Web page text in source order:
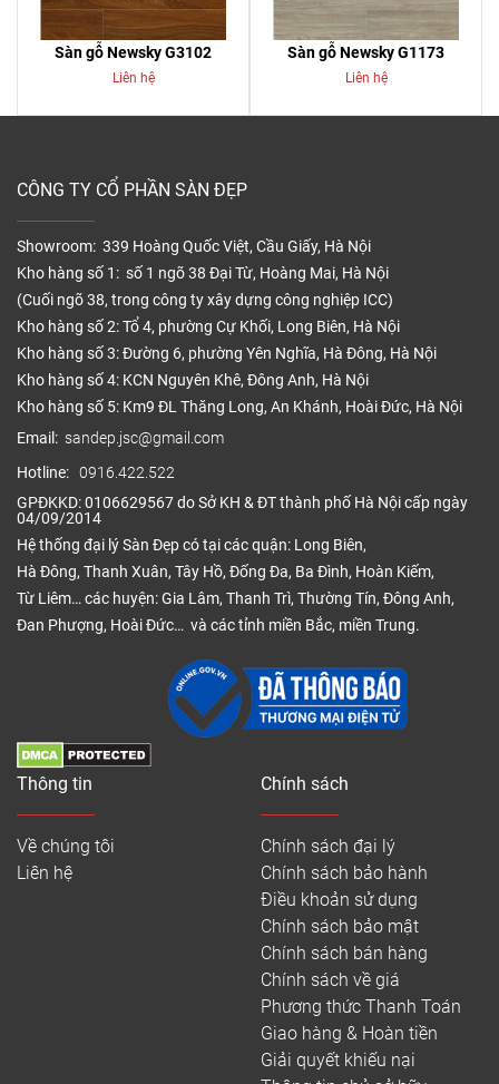
Sàn gỗ Newsky G3102
Liên hệ
Sàn gỗ Newsky G1173
Liên hệ
CÔNG TY CỔ PHẦN SÀN ĐẸP
Showroom: 339 Hoàng Quốc Việt, Cầu Giấy, Hà Nội
Kho hàng số 1: số 1 ngõ 38 Đại Từ, Hoàng Mai, Hà Nội
(Cuối ngõ 38, trong công ty xây dựng công nghiệp ICC)
Kho hàng số 2: Tổ 4, phường Cự Khối, Long Biên, Hà Nội
Kho hàng số 3: Đường 6, phường Yên Nghĩa, Hà Đông, Hà Nội
Kho hàng số 4: KCN Nguyên Khê, Đông Anh, Hà Nội
Kho hàng số 5: Km9 ĐL Thăng Long, An Khánh, Hoài Đức, Hà Nội
Email: sandep.jsc@gmail.com
Hotline: 0916.422.522
GPĐKKD: 0106629567 do Sở KH & ĐT thành phố Hà Nội cấp ngày
04/09/2014
Hệ thống đại lý Sàn Đẹp có tại các quận: Long Biên,
Hà Đông, Thanh Xuân, Tây Hồ, Đống Đa, Ba Đình, Hoàn Kiếm,
Từ Liêm… các huyện: Gia Lâm, Thanh Trì, Thường Tín, Đông Anh,
Đan Phượng, Hoài Đức… và các tỉnh miền Bắc, miền Trung.
Thông tin
Về chúng tôi
Liên hệ
Chính sách
Chính sách đại lý
Chính sách bảo hành
Điều khoản sử dụng
Chính sách bảo mật
Chính sách bán hàng
Chính sách về giá
Phương thức Thanh Toán
Giao hàng & Hoàn tiền
Giải quyết khiếu nại